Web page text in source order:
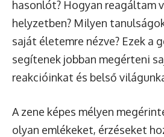
hasonlót? Hogyan reagáltam
helyzetben? Milyen
saját életemre nézve? Ezek a
segítenek jobban megérteni
reakcióinkat és belső
A zene képes mélyen
olyan emlékeket, érzéseket